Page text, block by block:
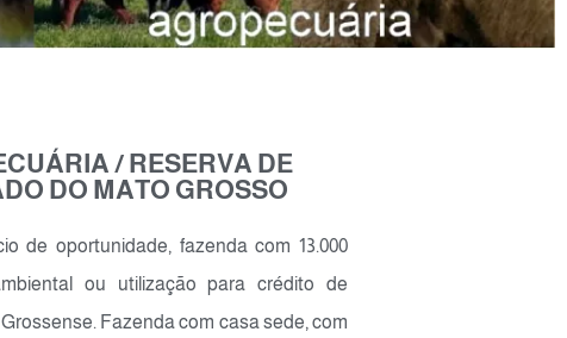
/ RESERVA DE
DO MATO GROSSO
de oportunidade, fazenda com 13.000
ou utilização para crédito de
Fazenda com casa sede, com